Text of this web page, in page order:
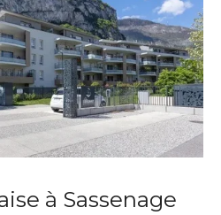
à Sassenage